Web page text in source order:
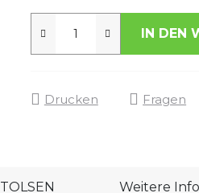
IN DEN
Drucken Fragen
TOLSEN Weitere